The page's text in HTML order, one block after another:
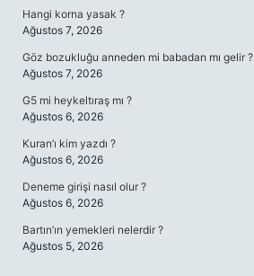
Hangi korna yasak ?
Ağustos 7, 2026
Göz bozukluğu anneden mi babadan mı gelir ?
Ağustos 7, 2026
G5 mi heykeltıraş mı ?
Ağustos 6, 2026
Kuran’ı kim yazdı ?
Ağustos 6, 2026
Deneme girişi nasıl olur ?
Ağustos 6, 2026
Bartın’ın yemekleri nelerdir ?
Ağustos 5, 2026